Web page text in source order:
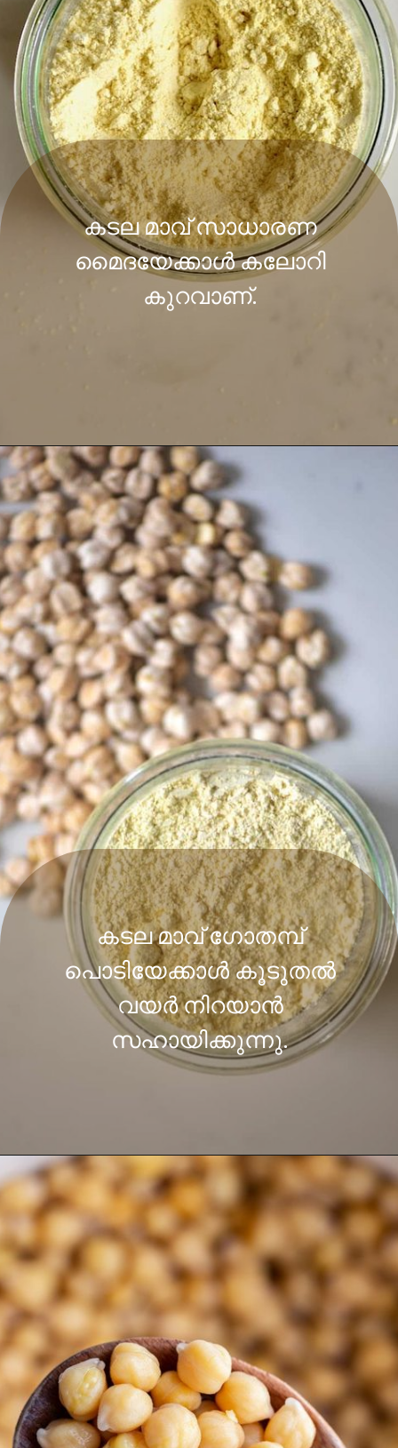
കടല മാവ് സാധാരണ
മൈദയേക്കാൾ കലോറി
കുറവാണ്.
കടല മാവ് ഗോതമ്പ്
പൊടിയേക്കാൾ കൂടുതൽ
വയർ നിറയാൻ
സഹായിക്കുന്നു.